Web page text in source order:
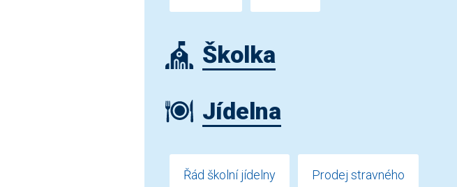
Školka
Jídelna
Řád školní jídelny Prodej stravného